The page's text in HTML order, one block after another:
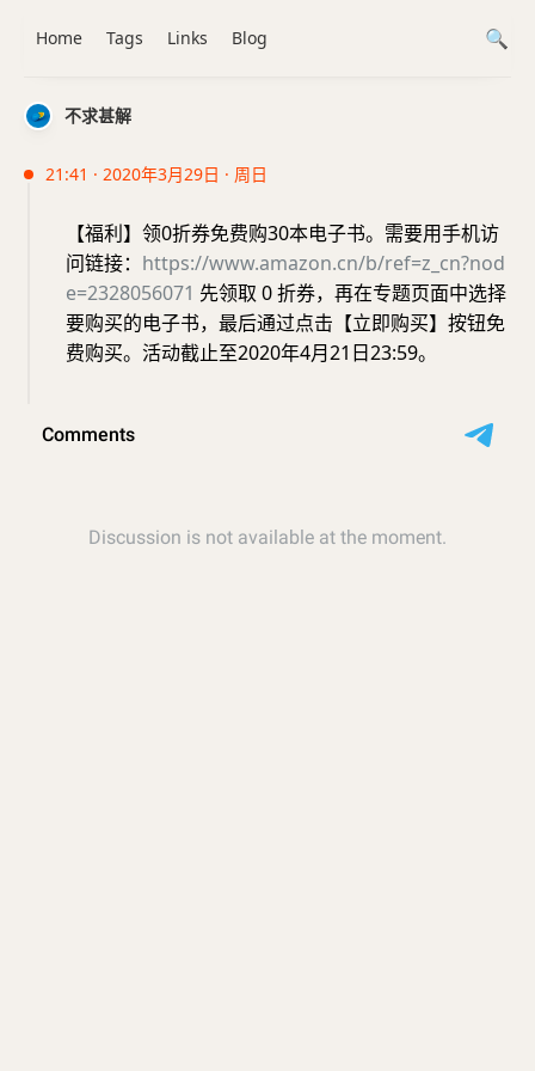
不求甚解
21:41 · 2020年3月29日 · 周日
【福利】领0折券免费购30本电子书。需要用手机访
问链接： https://www.amazon.cn/b/ref=z_cn?nod
e=2328056071 先领取 0 折券，再在专题页面中选择
要购买的电子书，最后通过点击【立即购买】按钮免
费购买。活动截止至2020年4月21日23:59。
Home Tags Links Blog